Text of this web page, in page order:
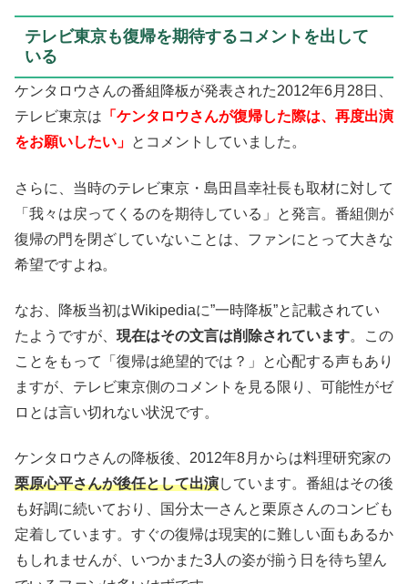
テレビ東京も復帰を期待するコメントを出して
いる
ケンタロウさんの番組降板が発表された2012年6月28日、
テレビ東京は 「ケンタロウさんが復帰した際は、再度出演
をお願いしたい」 とコメントしていました。
さらに、当時のテレビ東京・島田昌幸社長も取材に対して
「我々は戻ってくるのを期待している」と発言。番組側が
復帰の門を閉ざしていないことは、ファンにとって大きな
希望ですよね。
なお、降板当初はWikipediaに”一時降板”と記載されてい
たようですが、 現在はその文言は削除されています。この
ことをもって「復帰は絶望的では？」と心配する声もあり
ますが、テレビ東京側のコメントを見る限り、可能性がゼ
ロとは言い切れない状況です。
ケンタロウさんの降板後、2012年8月からは料理研究家の
栗原心平さんが後任として出演しています。番組はその後
も好調に続いており、国分太一さんと栗原さんのコンビも
定着しています。すぐの復帰は現実的に難しい面もあるか
もしれませんが、いつかまた3人の姿が揃う日を待ち望ん